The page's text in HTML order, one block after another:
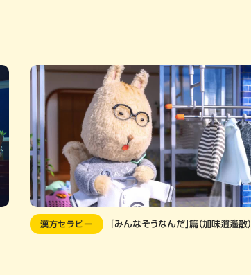
漢方セラピー 「みんなそうなんだ」篇（加味逍遙散）